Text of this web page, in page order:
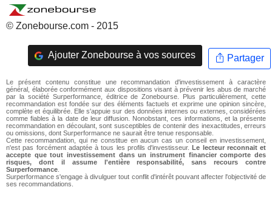
© Zonebourse.com - 2015
Ajouter Zonebourse à vos sources Partager
Le présent contenu constitue une recommandation d'investissement à caractère
général, élaborée conformément aux dispositions visant à prévenir les abus de marché
par la société Surperformance, éditrice de Zonebourse. Plus particulièrement, cette
recommandation est fondée sur des éléments factuels et exprime une opinion sincère,
complète et équilibrée. Elle s'appuie sur des données internes ou externes, considérées
comme fiables à la date de leur diffusion. Nonobstant, ces informations, et la présente
recommandation en découlant, sont susceptibles de contenir des inexactitudes, erreurs
ou omissions, dont Surperformance ne saurait être tenue responsable.
Cette recommandation, qui ne constitue en aucun cas un conseil en investissement,
n'est pas forcément adaptée à tous les profils d'investisseur.Le lecteur reconnait et
accepte que tout investissement dans un instrument financier comporte des
risques, dont il assume l'entière responsabilité, sans recours contre
Surperformance
Surperformance s'engage à divulguer tout conflit d'intérêt pouvant affecter l'objectivité de
ses recommandations.